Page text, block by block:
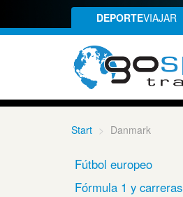
DEPORTEVIAJAR
Start Danmark
Fútbol europeo
Fórmula 1 y carreras